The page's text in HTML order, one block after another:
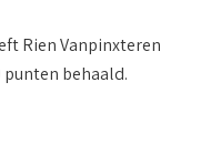
Rien Vanpinxteren
behaald.